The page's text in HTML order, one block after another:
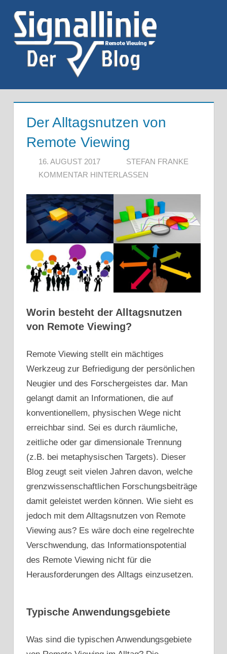
Inhalt
springen
Der Alltagsnutzen von
Remote Viewing
16. AUGUST 2017
STEFAN FRANKE
KOMMENTAR HINTERLASSEN
Worin besteht der Alltagsnutzen
von Remote Viewing?
Remote Viewing stellt ein mächtiges
Werkzeug zur Befriedigung der persönlichen
Neugier und des Forschergeistes dar. Man
gelangt damit an Informationen, die auf
konventionellem, physischen Wege nicht
erreichbar sind. Sei es durch räumliche,
zeitliche oder gar dimensionale Trennung
(z.B. bei metaphysischen Targets). Dieser
Blog zeugt seit vielen Jahren davon, welche
grenzwissenschaftlichen Forschungsbeiträge
damit geleistet werden können. Wie sieht es
jedoch mit dem Alltagsnutzen von Remote
Viewing aus? Es wäre doch eine regelrechte
Verschwendung, das Informationspotential
des Remote Viewing nicht für die
Herausforderungen des Alltags einzusetzen.
Typische Anwendungsgebiete
Was sind die typischen Anwendungsgebiete